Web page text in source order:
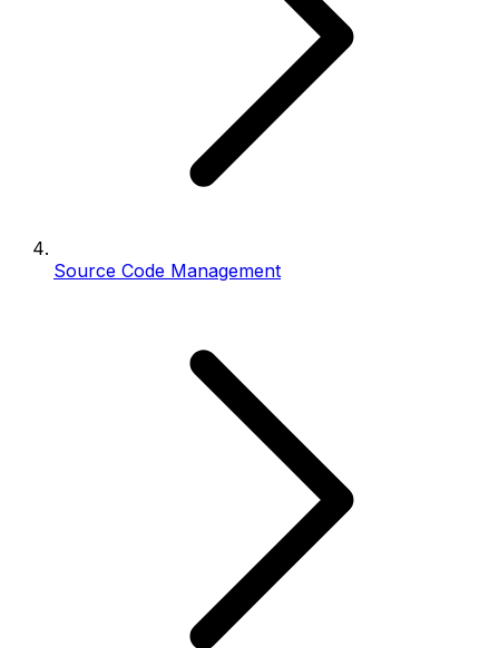
Source Code Management